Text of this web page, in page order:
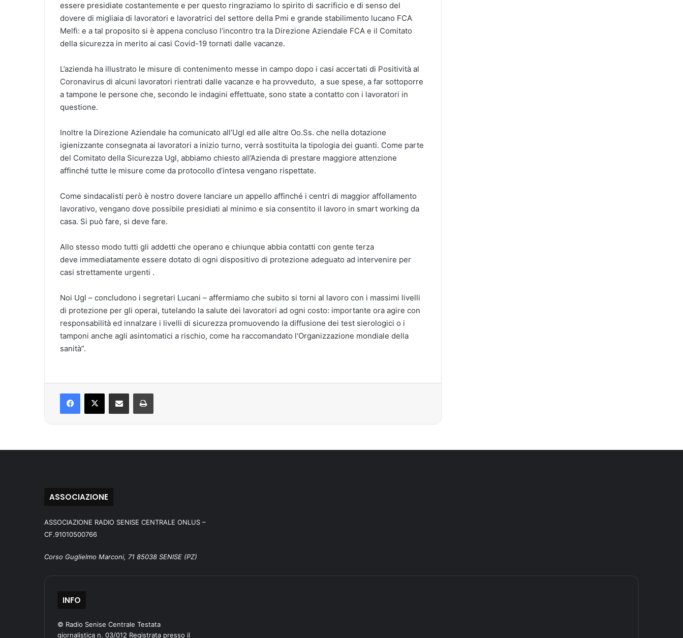
essere presidiate costantemente e per questo ringraziamo lo spirito di sacrificio e di senso del
dovere di migliaia di lavoratori e lavoratrici del settore della Pmi e grande stabilimento lucano FCA
Melfi: e a tal proposito si è appena concluso l’incontro tra la Direzione Aziendale FCA e il Comitato
della sicurezza in merito ai casi Covid-19 tornati dalle vacanze.
L’azienda ha illustrato le misure di contenimento messe in campo dopo i casi accertati di Positività al
Coronavirus di alcuni lavoratori rientrati dalle vacanze e ha provveduto, a sue spese, a far sottoporre
a tampone le persone che, secondo le indagini effettuate, sono state a contatto con i lavoratori in
questione.
Inoltre la Direzione Aziendale ha comunicato all’Ugl ed alle altre Oo.Ss. che nella dotazione
igienizzante consegnata ai lavoratori a inizio turno, verrà sostituita la tipologia dei guanti. Come parte
del Comitato della Sicurezza Ugl, abbiamo chiesto all’Azienda di prestare maggiore attenzione
affinché tutte le misure come da protocollo d’intesa vengano rispettate.
Come sindacalisti però è nostro dovere lanciare un appello affinché i centri di maggior affollamento
lavorativo, vengano dove possibile presidiati al minimo e sia consentito il lavoro in smart working da
casa. Si può fare, si deve fare.
Allo stesso modo tutti gli addetti che operano e chiunque abbia contatti con gente terza
deve immediatamente essere dotato di ogni dispositivo di protezione adeguato ad intervenire per
casi strettamente urgenti .
Noi Ugl – concludono i segretari Lucani – affermiamo che subito si torni al lavoro con i massimi livelli
di protezione per gli operai, tutelando la salute dei lavoratori ad ogni costo: importante ora agire con
responsabilità ed innalzare i livelli di sicurezza promuovendo la diffusione dei test sierologici o i
tamponi anche agli asintomatici a rischio, come ha raccomandato l’Organizzazione mondiale della
sanità”.
ASSOCIAZIONE
ASSOCIAZIONE RADIO SENISE CENTRALE ONLUS –
CF.91010500766
Corso Guglielmo Marconi, 71 85038 SENISE (PZ)
INFO
© Radio Senise Centrale Testata
giornalistica n. 03/012 Registrata presso il